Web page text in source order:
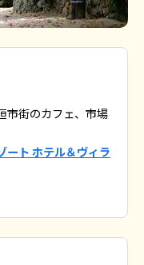
市街のカフェ、市場
ート ホテル＆ヴィラ